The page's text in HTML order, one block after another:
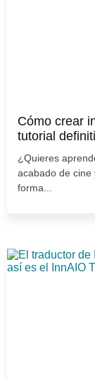
Cómo crear
tutorial
¿Quieres
acabado de cine
forma...